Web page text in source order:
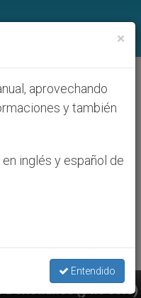
Tierra Santa
×
aprovechando
y también
inglés y español de
Entendido